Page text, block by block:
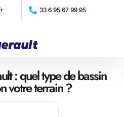
33 6 95 67 99 95
: quel type de bassin
votre terrain ?